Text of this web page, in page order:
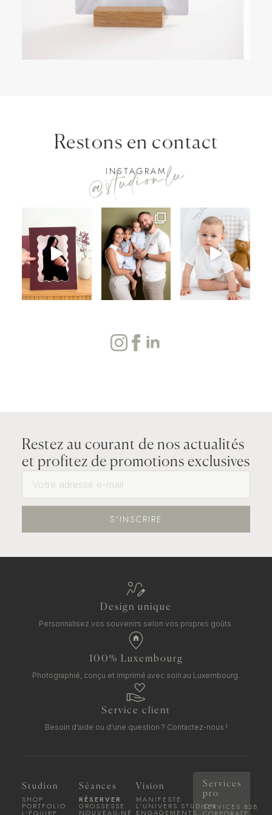
Restons en contact
INSTAGRAM
@studion.lu
Restez au courant de nos actualités
et profitez de promotions exclusives
S'INSCRIRE
Design unique
Personnalisez vos souvenirs selon vos propres goûts.
100% Luxembourg
Photographié, conçu et imprimé avec soin au Luxembourg.
Service client
Besoin d'aide ou d'une question ? Contactez-nous !
Studion
SHOP
PORTFOLIO
Séances
RÉSERVER
GROSSESSE
NOUVEAU-NÉ
Vision
MANIFESTE
L'UNIVERS STUDION
ENGAGEMENTS
Services
pro
SERVICES B2B